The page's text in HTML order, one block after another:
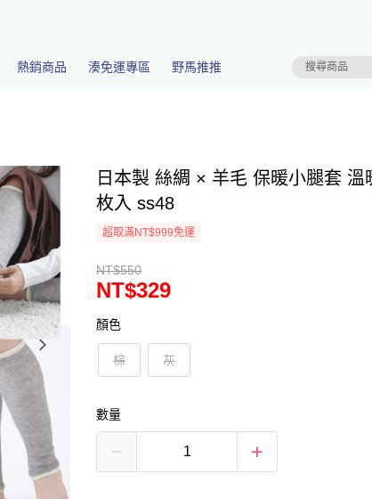
熱銷商品 湊免運專區 野馬推推
日本製 絲綢 × 羊毛 保暖小腿套 溫
枚入 ss48
超取滿NT$999免運
NT$550
NT$329
顏色
棕 灰
數量